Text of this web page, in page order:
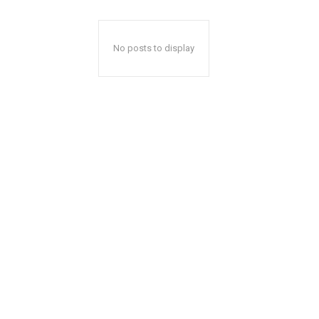
No posts to display